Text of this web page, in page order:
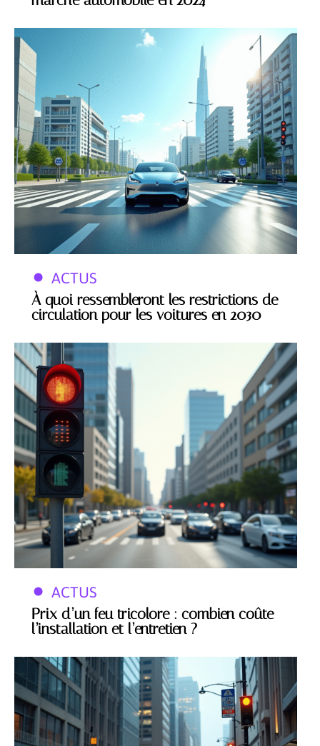
ACTUS
À quoi ressembleront les restrictions de
circulation pour les voitures en 2030
ACTUS
Prix d’un feu tricolore : combien coûte
l’installation et l’entretien ?